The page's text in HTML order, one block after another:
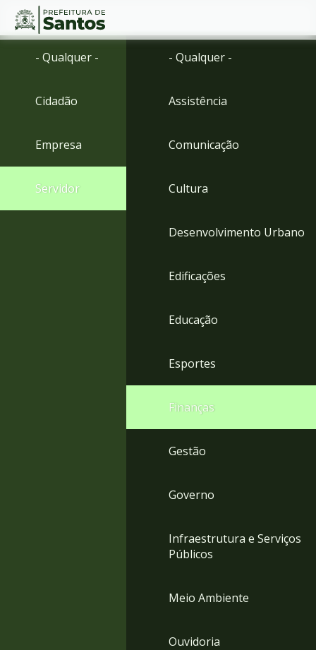
Ir
menu
para
Conteúdo
- Qualquer -
Cidadão
Empresa
Servidor
- Qualquer -
Assistência
Comunicação
Cultura
Desenvolvimento Urbano
Edificações
Educação
Esportes
Finanças
Gestão
Governo
Infraestrutura e Serviços
Públicos
Meio Ambiente
Ouvidoria